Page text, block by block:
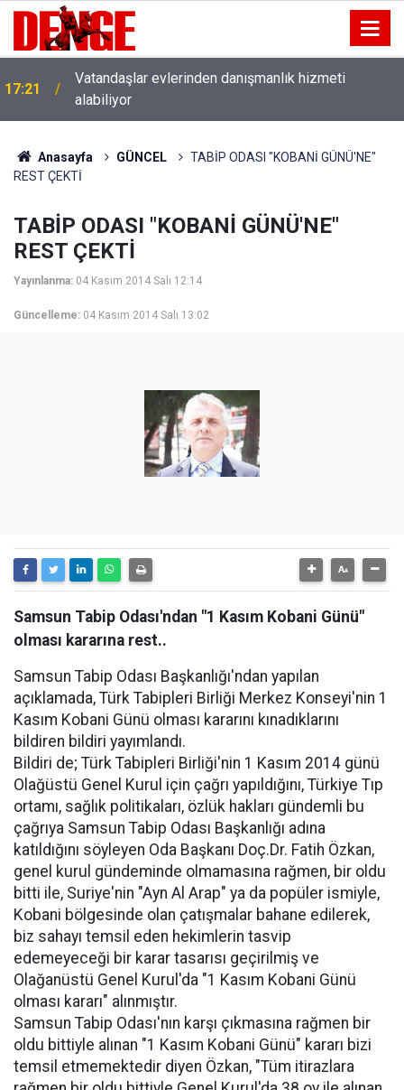
17:21
Vatandaşlar evlerinden danışmanlık hizmeti
alabiliyor
Anasayfa GÜNCEL
TABİP ODASI "KOBANİ GÜNÜ'NE"
REST ÇEKTİ
TABİP ODASI "KOBANİ GÜNÜ'NE"
REST ÇEKTİ
Yayınlanma: 04 Kasım 2014 Salı 12:14
Güncelleme: 04 Kasım 2014 Salı 13:02
Samsun Tabip Odası'ndan "1 Kasım Kobani Günü"
olması kararına rest..
Samsun Tabip Odası Başkanlığı'ndan yapılan
açıklamada, Türk Tabipleri Birliği Merkez Konseyi'nin 1
Kasım Kobani Günü olması kararını kınadıklarını
bildiren bildiri yayımlandı.
Bildiri de; Türk Tabipleri Birliği'nin 1 Kasım 2014 günü
Olağüstü Genel Kurul için çağrı yapıldığını, Türkiye Tıp
ortamı, sağlık politikaları, özlük hakları gündemli bu
çağrıya Samsun Tabip Odası Başkanlığı adına
katıldığını söyleyen Oda Başkanı Doç.Dr. Fatih Özkan,
genel kurul gündeminde olmamasına rağmen, bir oldu
bitti ile, Suriye'nin "Ayn Al Arap" ya da popüler ismiyle,
Kobani bölgesinde olan çatışmalar bahane edilerek,
biz sahayı temsil eden hekimlerin tasvip
edemeyeceği bir karar tasarısı geçirilmiş ve
Olağanüstü Genel Kurul'da "1 Kasım Kobani Günü
olması kararı" alınmıştır.
Samsun Tabip Odası'nın karşı çıkmasına rağmen bir
oldu bittiyle alınan "1 Kasım Kobani Günü" kararı bizi
temsil etmemektedir diyen Özkan, "Tüm itirazlara